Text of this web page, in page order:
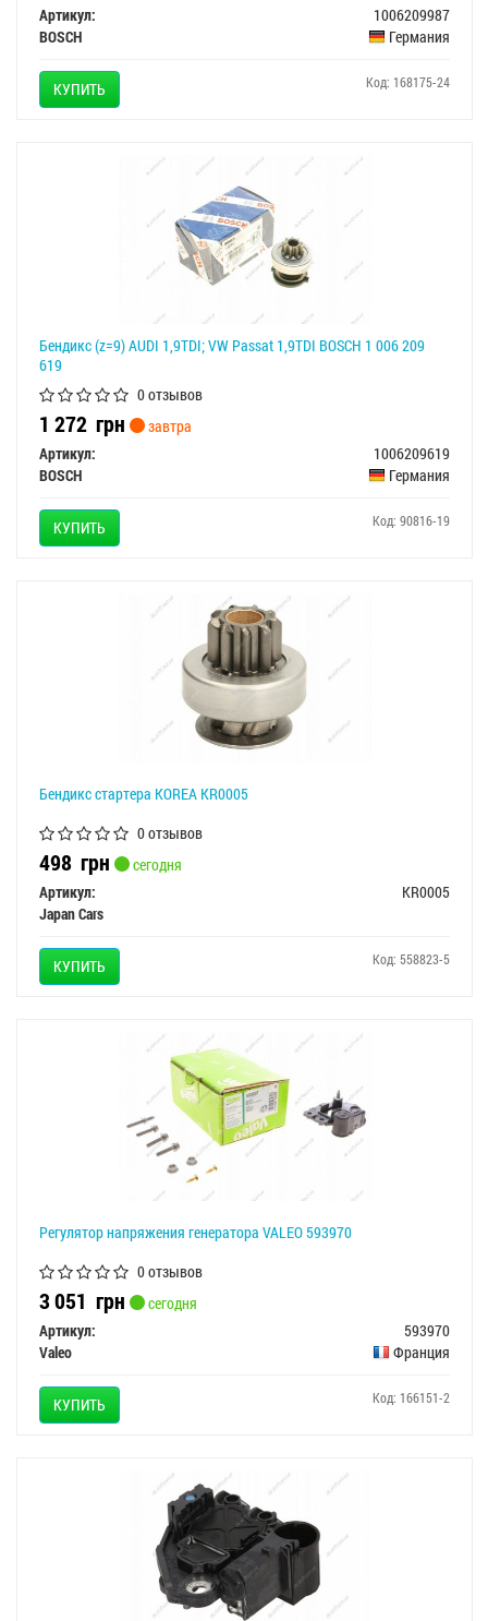
Артикул:
1006209987
BOSCH
Германия
КУПИТЬ Код: 168175-24
Бендикс (z=9) AUDI 1,9TDI; VW Passat 1,9TDI BOSCH 1 006 209
619
0 отзывов
1 272 грн
завтра
Артикул:
1006209619
BOSCH
Германия
КУПИТЬ Код: 90816-19
Бендикс стартера KOREA KR0005
0 отзывов
498 грн
сегодня
Артикул:
KR0005
Japan Cars
КУПИТЬ Код: 558823-5
Регулятор напряжения генератора VALEO 593970
0 отзывов
3 051 грн
сегодня
Артикул:
593970
Valeo
Франция
КУПИТЬ Код: 166151-2